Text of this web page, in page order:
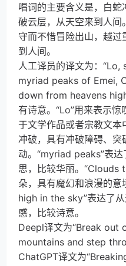
唱词的主要含义是，白
破云层，从天空来到人间
守而不惜冒险出山，越
到人间。
人工译员的译文为：
myriad peaks of Emei,
down from heavens
有诗意。“Lo”用来表示
于文学作品或者宗教文
冲破，具有冲破障碍、突
动。“myriad peaks”表
思，比较华丽。
朵，具有魔幻和浪漫的
high in the sky”表达了
感，比较诗意。
Deepl译文为“Break out
mountains and step
ChatGPT译文为